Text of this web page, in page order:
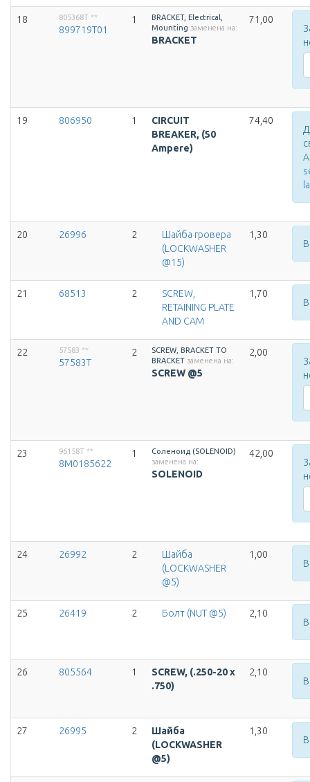
18 805368T **
899719T01
1
BRACKET, Electrical,
Mounting заменена на:
BRACKET
71,00
19 806950 1
CIRCUIT
BREAKER, (50
Ampere)
74,40
20 26996 2
Шайба гровера
(LOCKWASHER
@15)
1,30
21 68513 2
SCREW,
RETAINING PLATE
AND CAM
1,70
22 57583 **
57583T
2
SCREW, BRACKET TO
BRACKET заменена на:
SCREW @5
2,00
23 96158T **
8M0185622
1
Соленоид (SOLENOID)
заменена на:
SOLENOID
42,00
24 26992 2
Шайба
(LOCKWASHER
@5)
1,00
25 26419 2 Болт (NUT @5)
2,10
26 805564 1
SCREW, (.250-20 x
.750)
2,10
27 26995 2
Шайба
(LOCKWASHER
@5)
1,30